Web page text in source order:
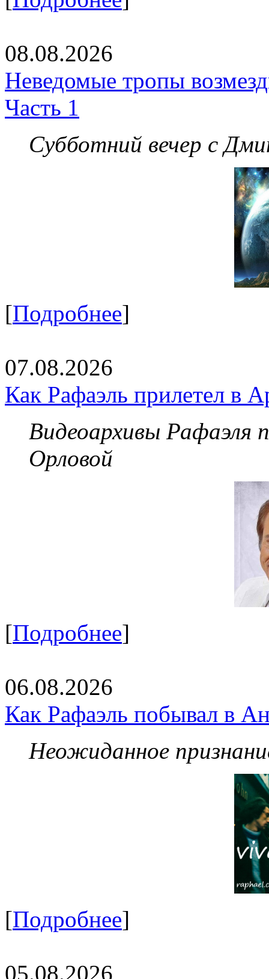
08.08.2026
Неведомые тропы
Часть 1
Субботний вечер с
[Подробнее]
07.08.2026
Как Рафаэль прилетел в
Видеоархивы Рафаэля
Орловой
[Подробнее]
06.08.2026
Как Рафаэль побывал в
Неожиданное
[Подробнее]
05.08.2026